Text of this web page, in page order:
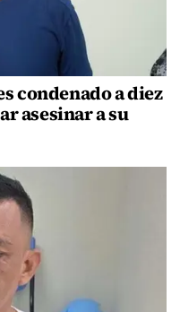
condenado a diez
asesinar a su